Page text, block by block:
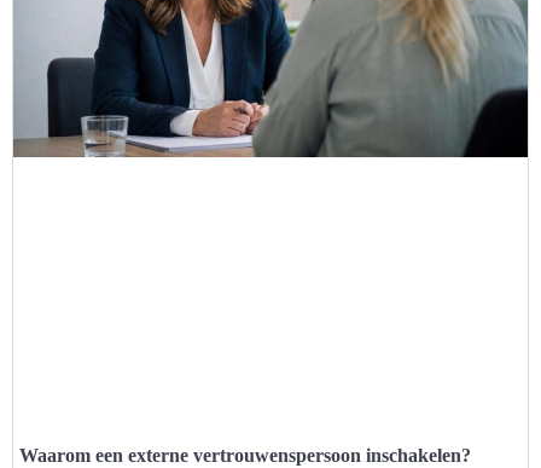
Waarom een externe vertrouwenspersoon inschakelen?